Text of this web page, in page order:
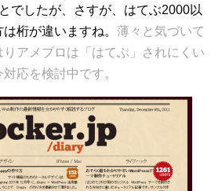
でしたが、さすが、はてぶ2000以
桁が違いますね。 薄々と気づいて
アメブロは「はてぶ」されにくい
応を検討中です。